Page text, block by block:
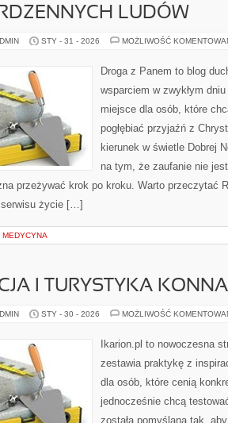
RDZENNYCH LUDÓW
STY - 31 - 2026 MOŻLIWOŚĆ
Droga z Panem to blog
wsparciem w zwykłym
miejsce dla osób, które
pogłębiać przyjaźń z
kierunek w świetle Dobrej
na tym, że zaufanie nie
przeżywać krok po kroku. Warto przeczytać
serwisu życie […]
MEDYCYNA
I TURYSTYKA KONNA
STY - 30 - 2026 MOŻLIWOŚĆ
Ikarion.pl to nowoczesna
zestawia praktykę z
dla osób, które cenią
jednocześnie chcą
została pomyślana tak,